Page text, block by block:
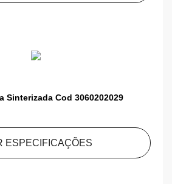
Sinterizada Cod 3060202029
ESPECIFICAÇÕES